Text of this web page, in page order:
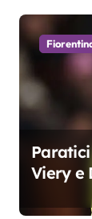
Viery e